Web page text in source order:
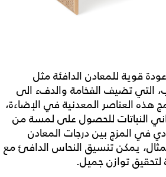
قوية للمعادن الدافئة مثل
التي تضيف الفخامة والدفء الى
هذه العناصر المعدنية في الإضاءة،
النباتات للحصول على لمسة من
في المزج بين درجات المعادن
يمكن تنسيق النحاس الدافئ مع
لتحقيق توازن جميل.